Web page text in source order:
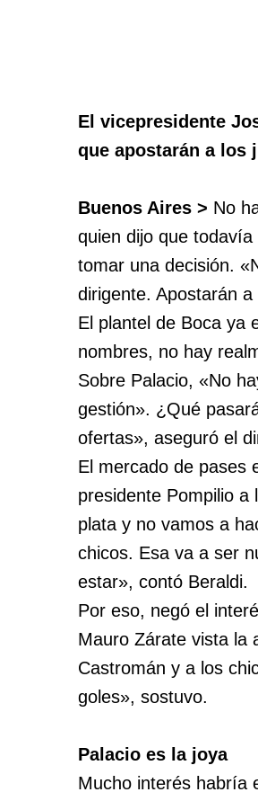
El vicepresidente
que apostarán a los
Buenos Aires > No
quien dijo que
tomar una decisión.
dirigente. Apostarán
El plantel de Boca ya
nombres, no hay
Sobre Palacio, «No
gestión». ¿Qué
ofertas», aseguró el
El mercado de pases
presidente Pompilio
plata y no vamos a
chicos. Esa va a ser
estar», contó Beraldi.
Por eso, negó el
Mauro Zárate vista la
Castromán y a los
goles», sostuvo.
Palacio es la joya
Mucho interés habría